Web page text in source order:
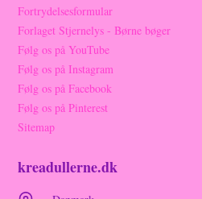
Fortrydelsesformular
Forlaget Stjernelys - Børne bøger
Følg os på YouTube
Følg os på Instagram
Følg os på Facebook
Følg os på Pinterest
Sitemap
kreadullerne.dk